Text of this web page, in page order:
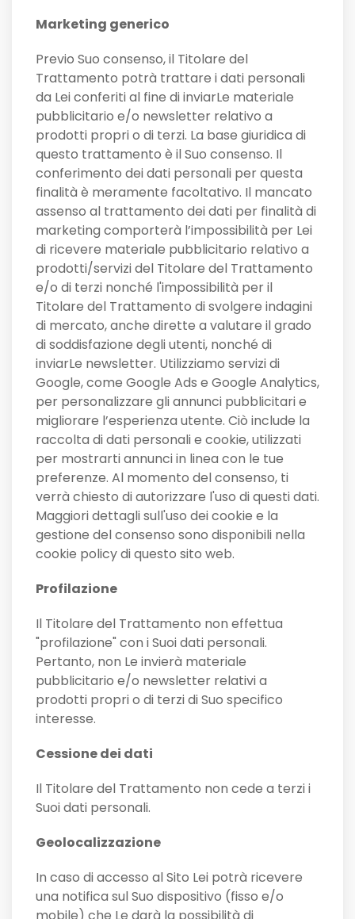
Marketing generico
Previo Suo consenso, il Titolare del
Trattamento potrà trattare i dati personali
da Lei conferiti al fine di inviarLe materiale
pubblicitario e/o newsletter relativo a
prodotti propri o di terzi. La base giuridica di
questo trattamento è il Suo consenso. Il
conferimento dei dati personali per questa
finalità è meramente facoltativo. Il mancato
assenso al trattamento dei dati per finalità di
marketing comporterà l’impossibilità per Lei
di ricevere materiale pubblicitario relativo a
prodotti/servizi del Titolare del Trattamento
e/o di terzi nonché l'impossibilità per il
Titolare del Trattamento di svolgere indagini
di mercato, anche dirette a valutare il grado
di soddisfazione degli utenti, nonché di
inviarLe newsletter. Utilizziamo servizi di
Google, come Google Ads e Google Analytics,
per personalizzare gli annunci pubblicitari e
migliorare l’esperienza utente. Ciò include la
raccolta di dati personali e cookie, utilizzati
per mostrarti annunci in linea con le tue
preferenze. Al momento del consenso, ti
verrà chiesto di autorizzare l'uso di questi dati.
Maggiori dettagli sull'uso dei cookie e la
gestione del consenso sono disponibili nella
cookie policy di questo sito web.
Profilazione
Il Titolare del Trattamento non effettua
"profilazione" con i Suoi dati personali.
Pertanto, non Le invierà materiale
pubblicitario e/o newsletter relativi a
prodotti propri o di terzi di Suo specifico
interesse.
Cessione dei dati
Il Titolare del Trattamento non cede a terzi i
Suoi dati personali.
Geolocalizzazione
In caso di accesso al Sito Lei potrà ricevere
una notifica sul Suo dispositivo (fisso e/o